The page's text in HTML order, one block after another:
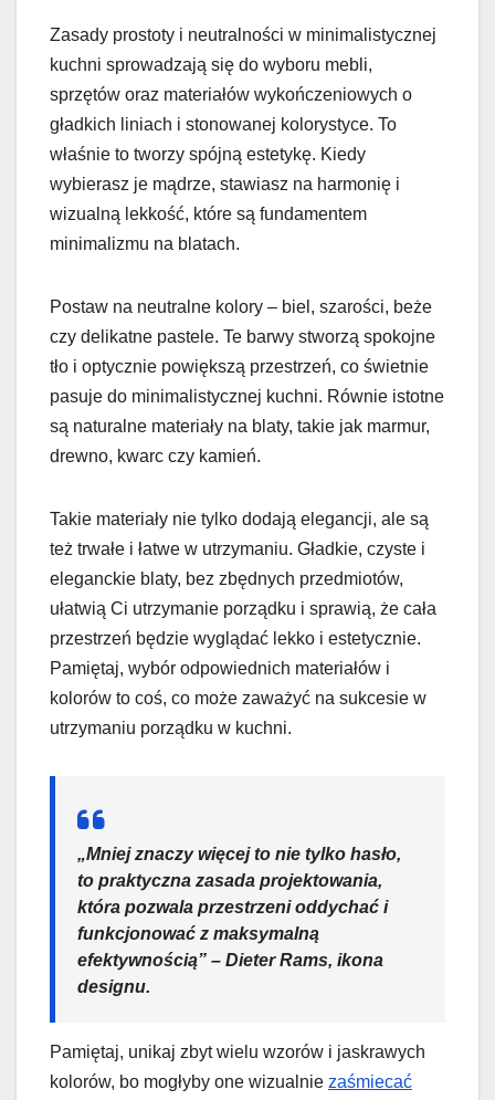
Zasady prostoty i neutralności w minimalistycznej
kuchni sprowadzają się do wyboru mebli,
sprzętów oraz materiałów wykończeniowych o
gładkich liniach i stonowanej kolorystyce. To
właśnie to tworzy spójną estetykę. Kiedy
wybierasz je mądrze, stawiasz na harmonię i
wizualną lekkość, które są fundamentem
minimalizmu na blatach.
Postaw na neutralne kolory – biel, szarości, beże
czy delikatne pastele. Te barwy stworzą spokojne
tło i optycznie powiększą przestrzeń, co świetnie
pasuje do minimalistycznej kuchni. Równie istotne
są naturalne materiały na blaty, takie jak marmur,
drewno, kwarc czy kamień.
Takie materiały nie tylko dodają elegancji, ale są
też trwałe i łatwe w utrzymaniu. Gładkie, czyste i
eleganckie blaty, bez zbędnych przedmiotów,
ułatwią Ci utrzymanie porządku i sprawią, że cała
przestrzeń będzie wyglądać lekko i estetycznie.
Pamiętaj, wybór odpowiednich materiałów i
kolorów to coś, co może zaważyć na sukcesie w
utrzymaniu porządku w kuchni.
„Mniej znaczy więcej to nie tylko hasło,
to praktyczna zasada projektowania,
która pozwala przestrzeni oddychać i
funkcjonować z maksymalną
efektywnością” – Dieter Rams, ikona
designu.
Pamiętaj, unikaj zbyt wielu wzorów i jaskrawych
kolorów, bo mogłyby one wizualnie zaśmiecać